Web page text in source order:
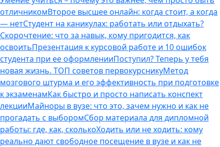
отличникомВторое высшее онлайн: когда стоит, а когда
— нетСтудент на каникулах: работать или отдыхать?
Скорочтение: что за навык, кому пригодится, как
освоитьПрезентация к курсовой работе и 10 ошибок
студента при ее оформленииПоступил? Теперь у тебя
новая жизнь. ТОП советов первокурсникуМетод
мозгового штурма и его эффективность при подготовке
к экзаменамКак быстро и просто написать конспект
лекцииМайноры в вузе: что это, зачем нужно и как не
прогадать с выборомСбор материала для дипломной
работы: где, как, сколькоХодить или не ходить: кому
реально дают свободное посещение в вузе и как не